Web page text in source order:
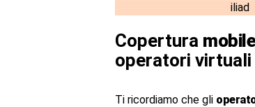
iliad
Copertura mobile
operatori virtuali
Ti ricordiamo che gli